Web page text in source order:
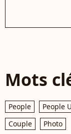
Mots
People People
Couple
Photo